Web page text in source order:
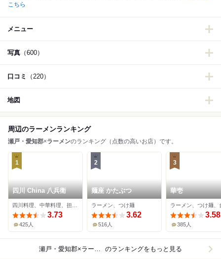
こちら
メニュー
写真 （600）
口コミ （220）
地図
周辺のラーメンランキング
瀬戸・愛知郡×ラーメンのランキング（点数の高いお店）です。
1
四川 China 八兵衛
3.73
425人
2
麺座 かたぶつ
ラーメン、つけ麺
3.62
516人
3
華壱
3.58
385人
瀬戸・愛知郡×ラーメン のランキングをもっと見る